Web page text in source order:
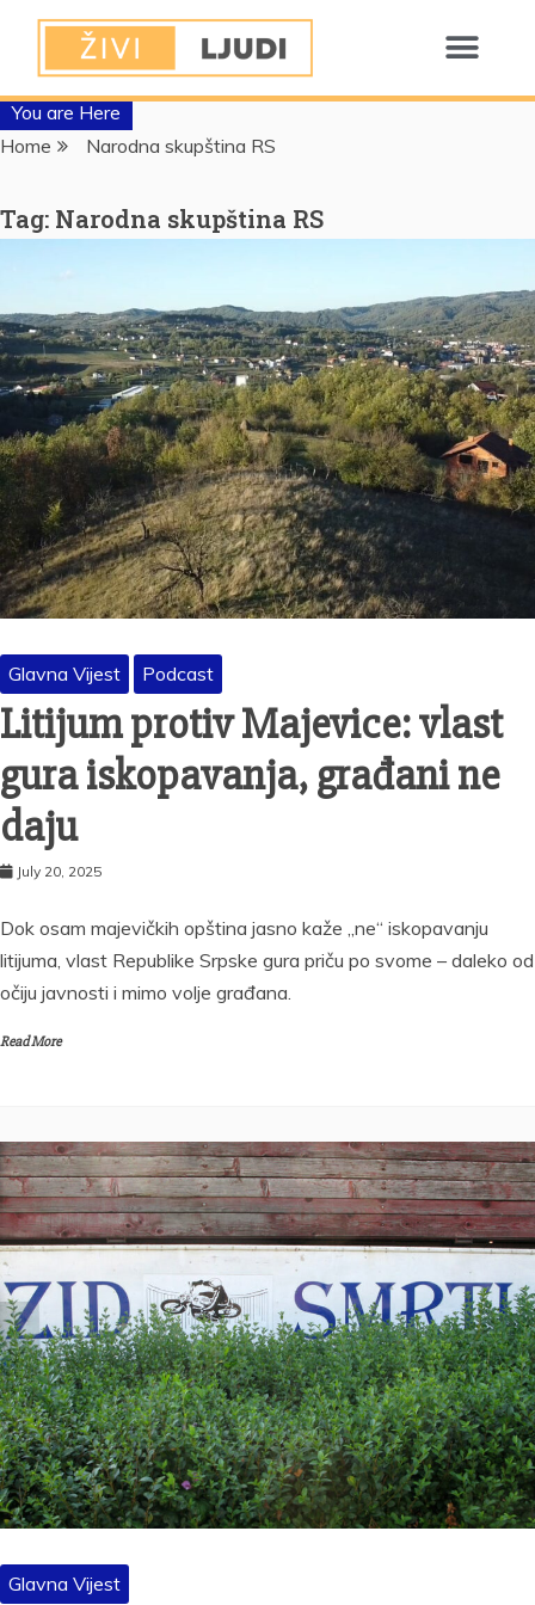
You are Here
Home
Narodna skupština RS
Tag: Narodna skupština RS
Glavna Vijest Podcast
Litijum protiv Majevice: vlast
gura iskopavanja, građani ne
daju
July 20, 2025
Dok osam majevičkih opština jasno kaže „ne“ iskopavanju
litijuma, vlast Republike Srpske gura priču po svome – daleko od
očiju javnosti i mimo volje građana.
Read More
Glavna Vijest